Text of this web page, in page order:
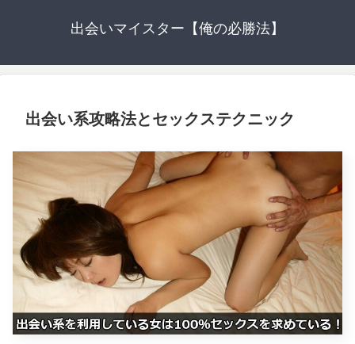
出会いマイスター【俺の必勝法】
出会い系攻略法とセックステクニック